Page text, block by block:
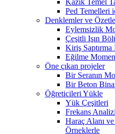
Kazık Temel
Ped Temelleri
Denklemler ve
Eylemsizlik
Çeşitli Işın
Kiriş
Eğilme
Öne çıkan projeler
Bir Seranın
Bir Beton
Öğreticileri Yükle
Yük Çeşitleri
Frekans
Haraç Alanı
Örneklerle